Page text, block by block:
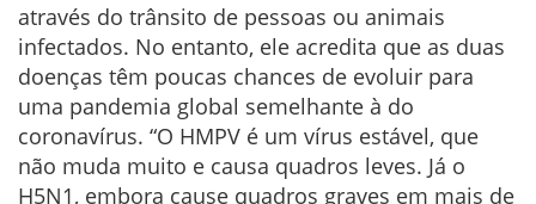
através do trânsito de pessoas ou animais
infectados. No entanto, ele acredita que as duas
doenças têm poucas chances de evoluir para
uma pandemia global semelhante à do
coronavírus. “O HMPV é um vírus estável, que
não muda muito e causa quadros leves. Já o
H5N1, embora cause quadros graves em mais de